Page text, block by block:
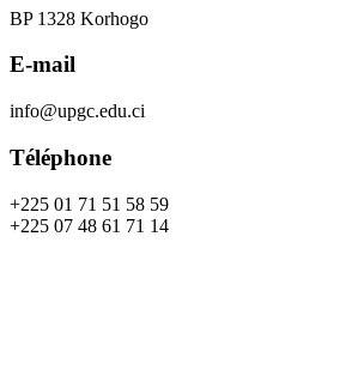
BP 1328 Korhogo
E-mail
info@upgc.edu.ci
Téléphone
+225 01 71 51 58 59
+225 07 48 61 71 14